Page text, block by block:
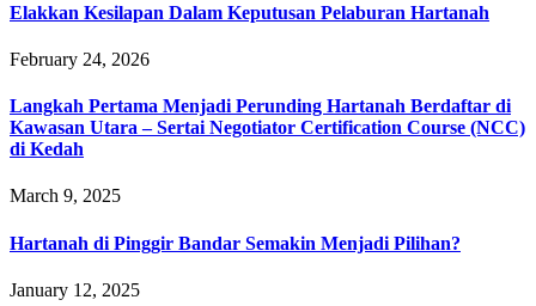
Elakkan Kesilapan Dalam Keputusan Pelaburan Hartanah
February 24, 2026
Langkah Pertama Menjadi Perunding Hartanah Berdaftar di
Kawasan Utara – Sertai Negotiator Certification Course (NCC)
di Kedah
March 9, 2025
Hartanah di Pinggir Bandar Semakin Menjadi Pilihan?
January 12, 2025